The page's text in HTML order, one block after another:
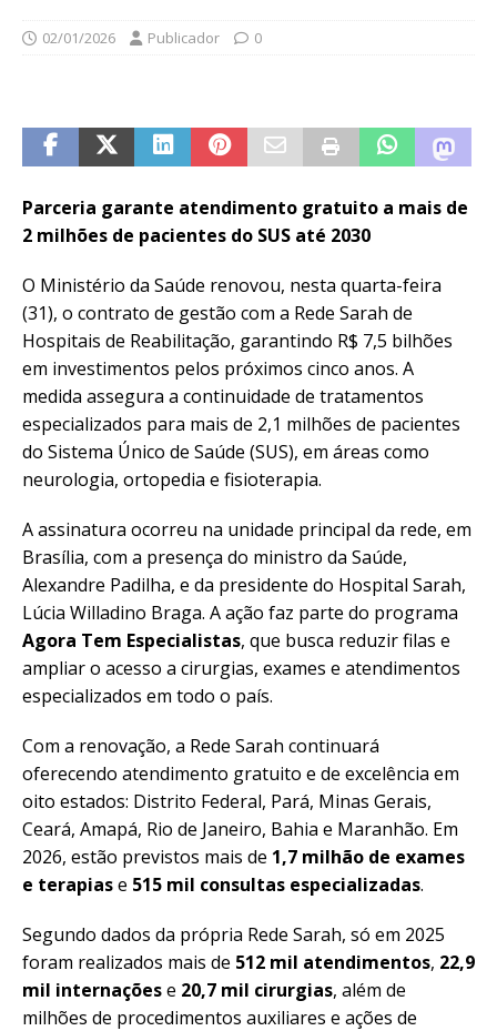
02/01/2026 Publicador 0
Parceria garante atendimento gratuito a mais de
2 milhões de pacientes do SUS até 2030
O Ministério da Saúde renovou, nesta quarta-feira
(31), o contrato de gestão com a Rede Sarah de
Hospitais de Reabilitação, garantindo R$ 7,5 bilhões
em investimentos pelos próximos cinco anos. A
medida assegura a continuidade de tratamentos
especializados para mais de 2,1 milhões de pacientes
do Sistema Único de Saúde (SUS), em áreas como
neurologia, ortopedia e fisioterapia.
A assinatura ocorreu na unidade principal da rede, em
Brasília, com a presença do ministro da Saúde,
Alexandre Padilha, e da presidente do Hospital Sarah,
Lúcia Willadino Braga. A ação faz parte do programa
Agora Tem Especialistas, que busca reduzir filas e
ampliar o acesso a cirurgias, exames e atendimentos
especializados em todo o país.
Com a renovação, a Rede Sarah continuará
oferecendo atendimento gratuito e de excelência em
oito estados: Distrito Federal, Pará, Minas Gerais,
Ceará, Amapá, Rio de Janeiro, Bahia e Maranhão. Em
2026, estão previstos mais de 1,7 milhão de exames
e terapiase 515 mil consultas especializadas.
Segundo dados da própria Rede Sarah, só em 2025
foram realizados mais de 512 mil atendimentos, 22,9
mil internaçõese 20,7 mil cirurgias, além de
milhões de procedimentos auxiliares e ações de